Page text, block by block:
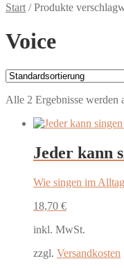
Start /Produkte
Voice
Alle 2 Ergebnisse werden
Jeder kann
Wie singen im
18,70 €
inkl. MwSt.
zzgl. Versandkosten